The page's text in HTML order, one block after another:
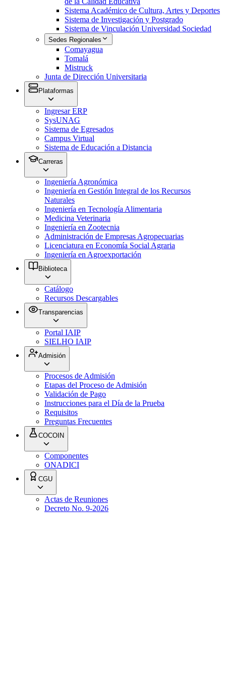
Sistema Académico de Cultura, Artes y Deportes
Sistema de Investigación y Postgrado
Sistema de Vinculación Universidad Sociedad
Sedes Regionales
Comayagua
Tomalá
Mistruck
Junta de Dirección Universitaria
Plataformas
Ingresar ERP
SysUNAG
Sistema de Egresados
Campus Virtual
Sistema de Educación a Distancia
Carreras
Ingeniería Agronómica
Ingeniería en Gestión Integral de los Recursos
Naturales
Ingeniería en Tecnología Alimentaria
Medicina Veterinaria
Ingeniería en Zootecnia
Administración de Empresas Agropecuarias
Licenciatura en Economía Social Agraria
Ingeniería en Agroexportación
Biblioteca
Catálogo
Recursos Descargables
Transparencias
Portal IAIP
SIELHO IAIP
Admisión
Procesos de Admisión
Etapas del Proceso de Admisión
Validación de Pago
Instrucciones para el Día de la Prueba
Requisitos
Preguntas Frecuentes
COCOIN
Componentes
ONADICI
CGU
Actas de Reuniones
Decreto No. 9-2026